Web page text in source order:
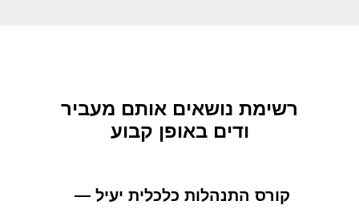
רשימת נושאים אותם מעביר
ודים באופן קבוע
— קורס התנהלות כלכלית יעיל